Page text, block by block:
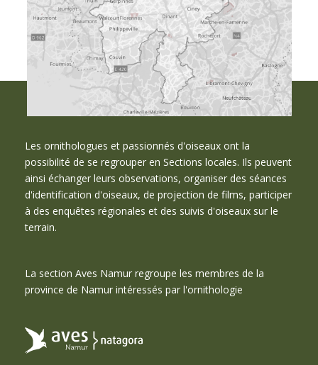
Les ornithologues et passionnés d'oiseaux ont la
possibilité de se regrouper en Sections locales. Ils peuvent
ainsi échanger leurs observations, organiser des séances
d'identification d'oiseaux, de projection de films, participer
à des enquêtes régionales et des suivis d'oiseaux sur le
terrain.
La section Aves Namur regroupe les membres de la
province de Namur intéressés par l'ornithologie